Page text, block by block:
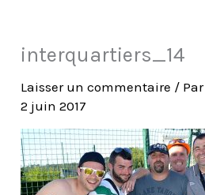
interquartiers_14
Laisser un commentaire / Par
2 juin 2017